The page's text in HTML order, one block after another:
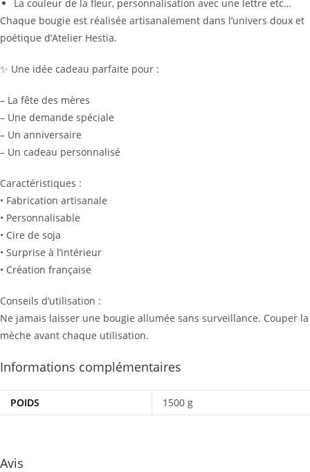
La couleur de la fleur, personnalisation avec une lettre etc…
Chaque bougie est réalisée artisanalement dans l’univers doux et
poétique d’Atelier Hestia.
✨ Une idée cadeau parfaite pour :
– La fête des mères
– Une demande spéciale
– Un anniversaire
– Un cadeau personnalisé
Caractéristiques :
• Fabrication artisanale
• Personnalisable
• Cire de soja
• Surprise à l’intérieur
• Création française
Conseils d’utilisation :
Ne jamais laisser une bougie allumée sans surveillance. Couper la
mèche avant chaque utilisation.
Informations complémentaires
POIDS 1500 g
Avis